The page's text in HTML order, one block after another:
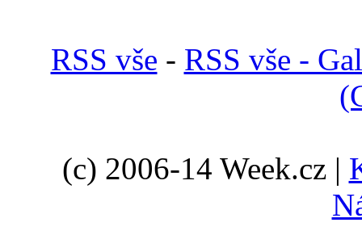
RSS vše - RSS vše -
(c) 2006-14 Week.cz |